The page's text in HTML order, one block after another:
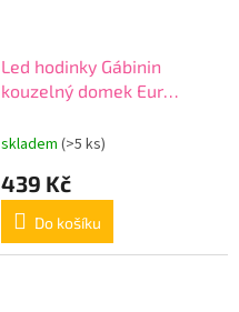
Led hodinky Gábinin
kouzelný domek Eur
skladem (>5 ks)
439 Kč
Do košíku